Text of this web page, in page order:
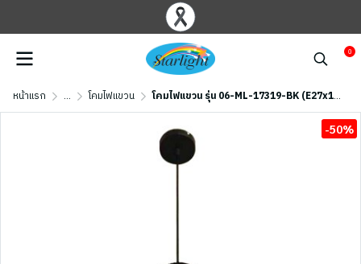
0
หน้าแรก ... โคมไฟแขวน โคมไฟแขวน รุ่น 06-ML-17319-BK (E27x1) สีดำด้าน
-50%